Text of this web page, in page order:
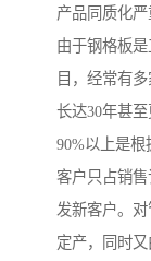
产品同质化
由于钢格板
目，经常有
长达30年甚
90%以上是
客户只占销
发新客户。
定产，同时